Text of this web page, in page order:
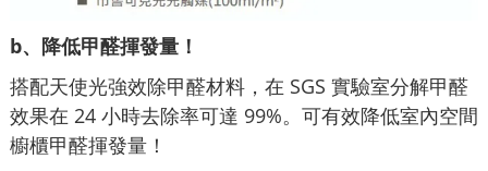
b、降低甲醛揮發量！
搭配天使光強效除甲醛材料，在 SGS 實驗室分解甲醛
效果在 24 小時去除率可達 99%。可有效降低室內空間
櫥櫃甲醛揮發量！